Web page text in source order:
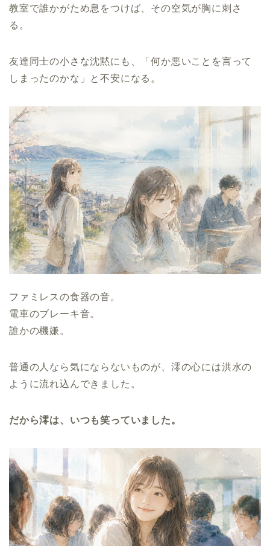
教室で誰かがため息をつけば、その空気が胸に刺さ
る。
友達同士の小さな沈黙にも、「何か悪いことを言って
しまったのかな」と不安になる。
ファミレスの食器の音。
電車のブレーキ音。
誰かの機嫌。
普通の人なら気にならないものが、澪の心には洪水の
ように流れ込んできました。
だから澪は、いつも笑っていました。